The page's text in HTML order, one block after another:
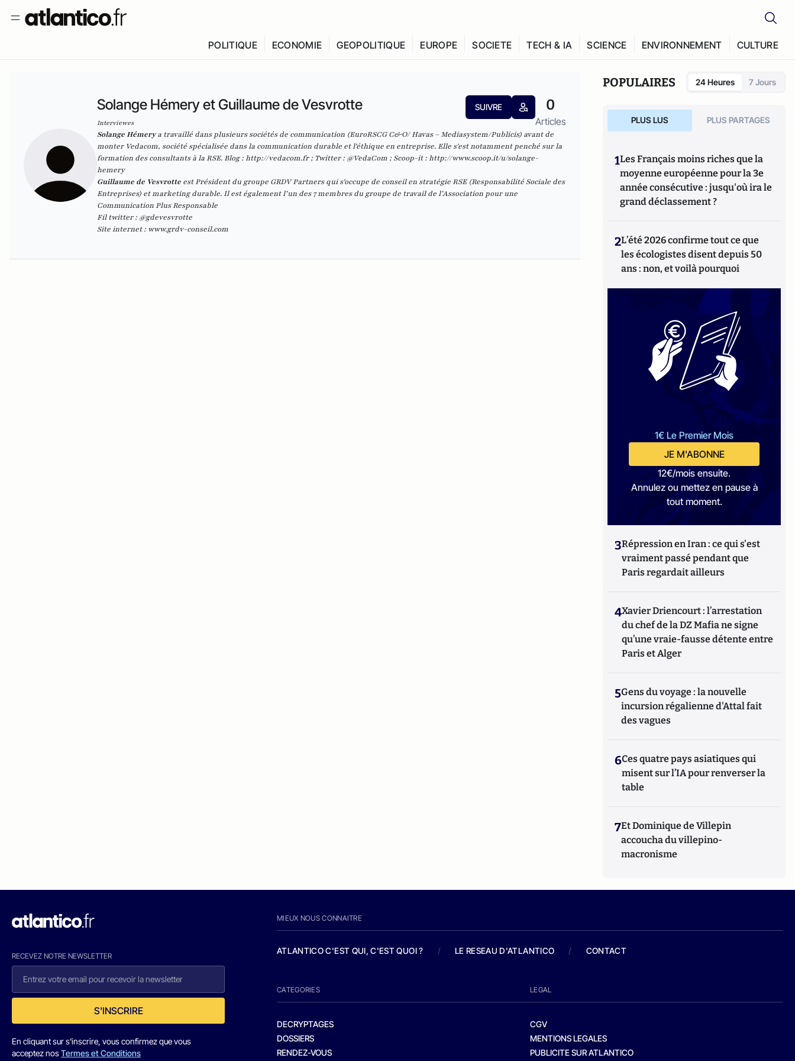
POLITIQUE ECONOMIE GEOPOLITIQUE EUROPE SOCIETE TECH & IA SCIENCE ENVIRONNEMENT CULTURE
Solange Hémery et Guillaume de Vesvrotte
Interviewes
SUIVRE 0
Articles
Solange Hémerya travaillé dans plusieurs sociétés de communication (EuroRSCG C&O/ Havas – Mediasystem/Publicis) avant de
monter Vedacom, société spécialisée dans la communication durable et l'éthique en entreprise. Elle s'est notamment penché sur la
formation des consultants à la RSE. Blog :http://vedacom.fr; Twitter : @VedaCom ; Scoop-it:http://www.scoop.it/u/solange-
hemery
Guillaume de Vesvrotte est Président du groupe GRDV Partners qui s'occupe de conseil en stratégie RSE (Responsabilité Sociale des
Entreprises) et marketing durable. Il est également l’un des 7 membres du groupe de travail de l’Association pour une
Communication Plus Responsable
Fil twitter : @gdevesvrotte
Site internet : www.grdv-conseil.com
POPULAIRES 24 Heures 7 Jours
PLUS LUS PLUS PARTAGES
1Les Français moins riches que la
moyenne européenne pour la 3e
année consécutive : jusqu'où ira le
grand déclassement ?
2L’été 2026 confirme tout ce que
les écologistes disent depuis 50
ans : non, et voilà pourquoi
1€ Le Premier Mois
JE M'ABONNE
12€/mois ensuite.
Annulez ou mettez en pause à
tout moment.
3Répression en Iran : ce qui s'est
vraiment passé pendant que
Paris regardait ailleurs
4Xavier Driencourt : l’arrestation
du chef de la DZ Mafia ne signe
qu’une vraie-fausse détente entre
Paris et Alger
5Gens du voyage : la nouvelle
incursion régalienne d'Attal fait
des vagues
6Ces quatre pays asiatiques qui
misent sur l’IA pour renverser la
table
7Et Dominique de Villepin
accoucha du villepino-
macronisme
RECEVEZ NOTRE NEWSLETTER
S'INSCRIRE
En cliquant sur s'inscrire, vous confirmez que vous
acceptez nosTermes et Conditions
MIEUX NOUS CONNAITRE
ATLANTICO C'EST QUI, C'EST QUOI ? / LE RESEAU D'ATLANTICO / CONTACT
CATEGORIES
DECRYPTAGES
DOSSIERS
RENDEZ-VOUS
LEGAL
CGV
MENTIONS LEGALES
PUBLICITE SUR ATLANTICO